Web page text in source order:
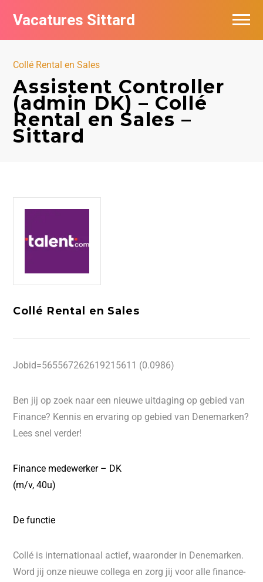
Vacatures Sittard
Collé Rental en Sales
Assistent Controller
(admin DK) – Collé
Rental en Sales –
Sittard
Collé Rental en Sales
Jobid=565567262619215611 (0.0986)
Ben jij op zoek naar een nieuwe uitdaging op gebied van
Finance? Kennis en ervaring op gebied van Denemarken?
Lees snel verder!
Finance medewerker – DK
(m/v, 40u)
De functie
Collé is internationaal actief, waaronder in Denemarken.
Word jij onze nieuwe collega en zorg jij voor alle finance-
Vacatures per bedrijf